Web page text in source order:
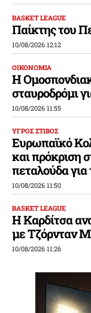
BASKET LEAGUE
Παίκτης του
10/08/2026 12:12
ΟΙΚΟΝΟΜΙΑ
Η
σταυροδρόμι
10/08/2026 11:55
ΥΓΡΟΣ ΣΤΙΒΟΣ
Ευρωπαϊκό
και πρόκριση
πεταλούδα
10/08/2026 11:50
BASKET LEAGUE
Η Καρδίτσα
με Τζόρνταν
10/08/2026 11:26